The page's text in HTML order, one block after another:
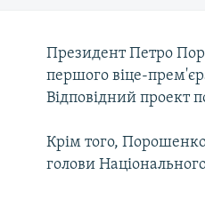
Президент Петро
першого віце-
Відповідний проект
Крім того,
голови